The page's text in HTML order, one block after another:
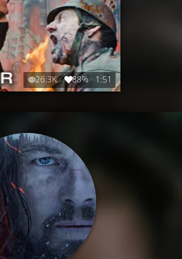
26.3K 88% 1:51